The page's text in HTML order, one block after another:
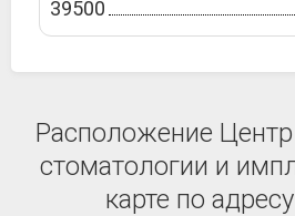
39500
Расположение Центр
стоматологии и
карте по